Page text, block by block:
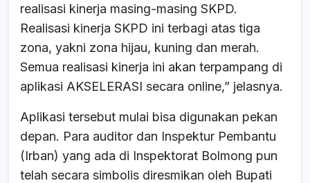
realisasi kinerja masing-masing SKPD.
Realisasi kinerja SKPD ini terbagi atas tiga
zona, yakni zona hijau, kuning dan merah.
Semua realisasi kinerja ini akan terpampang di
aplikasi AKSELERASI secara online,” jelasnya.
Aplikasi tersebut mulai bisa digunakan pekan
depan. Para auditor dan Inspektur Pembantu
(Irban) yang ada di Inspektorat Bolmong pun
telah secara simbolis diresmikan oleh Bupati